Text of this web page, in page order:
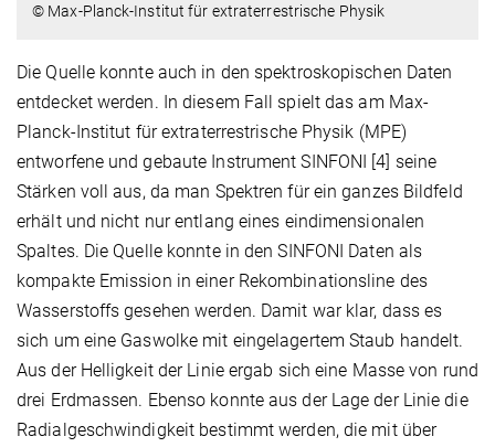
© Max-Planck-Institut für extraterrestrische Physik
Die Quelle konnte auch in den spektroskopischen Daten
entdecket werden. In diesem Fall spielt das am Max-
Planck-Institut für extraterrestrische Physik (MPE)
entworfene und gebaute Instrument SINFONI [4] seine
Stärken voll aus, da man Spektren für ein ganzes Bildfeld
erhält und nicht nur entlang eines eindimensionalen
Spaltes. Die Quelle konnte in den SINFONI Daten als
kompakte Emission in einer Rekombinationsline des
Wasserstoffs gesehen werden. Damit war klar, dass es
sich um eine Gaswolke mit eingelagertem Staub handelt.
Aus der Helligkeit der Linie ergab sich eine Masse von rund
drei Erdmassen. Ebenso konnte aus der Lage der Linie die
Radialgeschwindigkeit bestimmt werden, die mit über